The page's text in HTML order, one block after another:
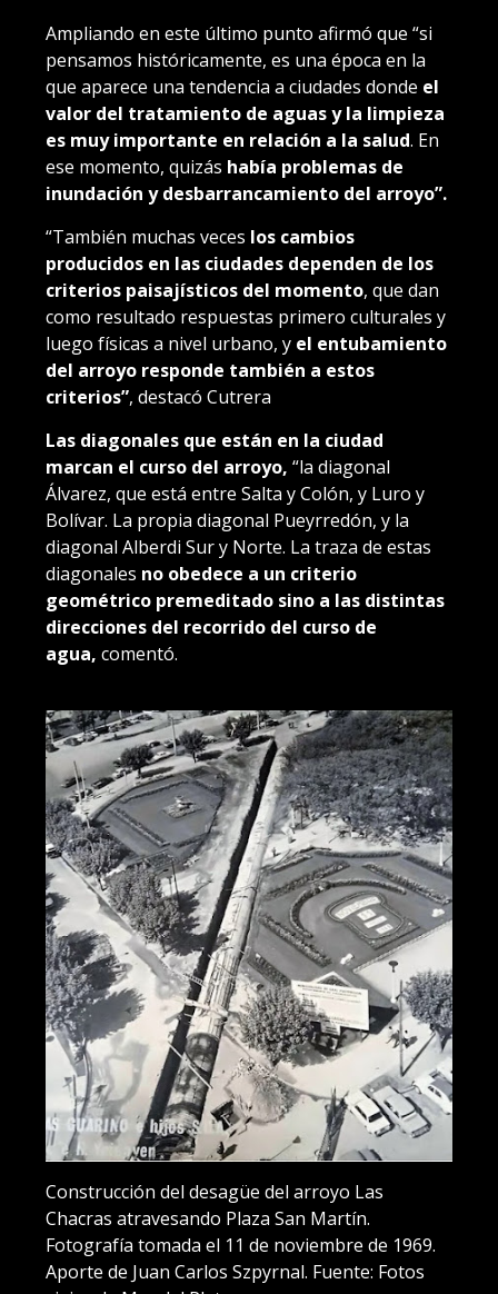
Ampliando en este último punto afirmó que “si
pensamos históricamente, es una época en la
que aparece una tendencia a ciudades donde el
valor del tratamiento de aguas y la limpieza
es muy importante en relación a la salud. En
ese momento, quizás había problemas de
inundación y desbarrancamiento del arroyo”.
“También muchas veces los cambios
producidos en las ciudades dependen de los
criterios paisajísticos del momento, que dan
como resultado respuestas primero culturales y
luego físicas a nivel urbano, y el entubamiento
del arroyo responde también a estos
criterios”, destacó Cutrera
Las diagonales que están en la ciudad
marcan el curso del arroyo, “la diagonal
Álvarez, que está entre Salta y Colón, y Luro y
Bolívar. La propia diagonal Pueyrredón, y la
diagonal Alberdi Sur y Norte. La traza de estas
diagonales no obedece a un criterio
geométrico premeditado sino a las distintas
direcciones del recorrido del curso de
agua, comentó.
Construcción del desagüe del arroyo Las
Chacras atravesando Plaza San Martín.
Fotografía tomada el 11 de noviembre de 1969.
Aporte de Juan Carlos Szpyrnal. Fuente: Fotos